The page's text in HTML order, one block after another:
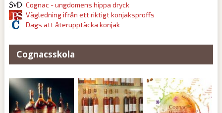
Cognac - ungdomens hippa dryck
Vägledning ifrån ett riktigt konjaksproffs
Dags att återupptäcka konjak
Cognacsskola